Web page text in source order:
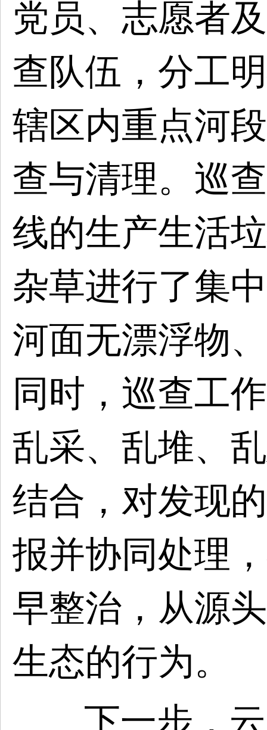
党员、志愿者
查队伍，分工
辖区内重点河
查与清理。巡
线的生产生活
杂草进行了集
河面无漂浮物
同时，巡查工
乱采、乱堆、
结合，对发现
报并协同处理
早整治，从源
生态的行为。
下一步，